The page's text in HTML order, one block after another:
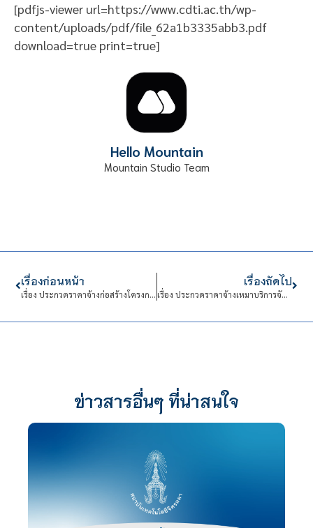
[pdfjs-viewer url=https://www.cdti.ac.th/wp-
content/uploads/pdf/file_62a1b3335abb3.pdf
download=true print=true]
Hello Mountain
Mountain Studio Team
เรื่องก่อนหน้า
เรื่อง ประกวดราคาจ้างก่อสร้างโครงการปรับปรุงอาคาร 615 ของสถาบันเทคโนโลยีจิตรลดา จำนวน 1 งาน ด้วยวิธีประกวดราคาอิเล็กทรอนิกส์ (e-bidding)
เรื่องถัดไป
เรื่อง ประกวดราคาจ้างเหมาบริการจัดการอาคารหอพักนักเรียนนักศึกษา สถาบันเทคโนโลยีจิตรลดา (9 เดือน) จำนวน 1 งาน ด้วยวิธีประกวดราคาอิเล็กทรอนิกส์ (e-bidding)
ข่าวสารอื่นๆ ที่น่าสนใจ